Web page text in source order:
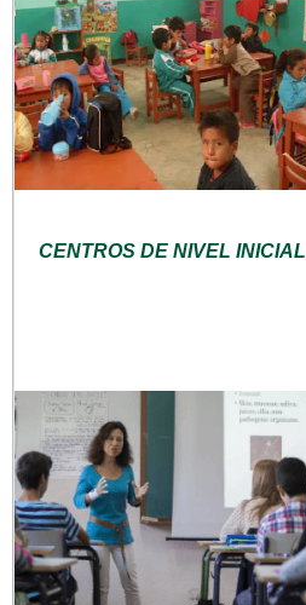
CENTROS DE NIVEL INICIAL